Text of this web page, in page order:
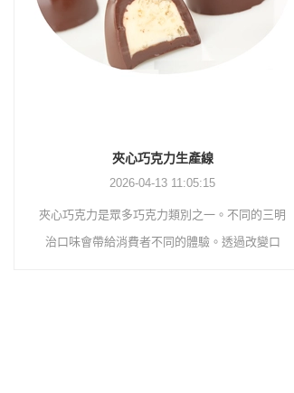
巧克力塗層生產線
2026-04-13 11:04:27
巧克力塗層生產線是將巧克力塗層在威化餅乾、
餅乾、煎蛋捲、蛋奶派、膨化食品等表面，以提